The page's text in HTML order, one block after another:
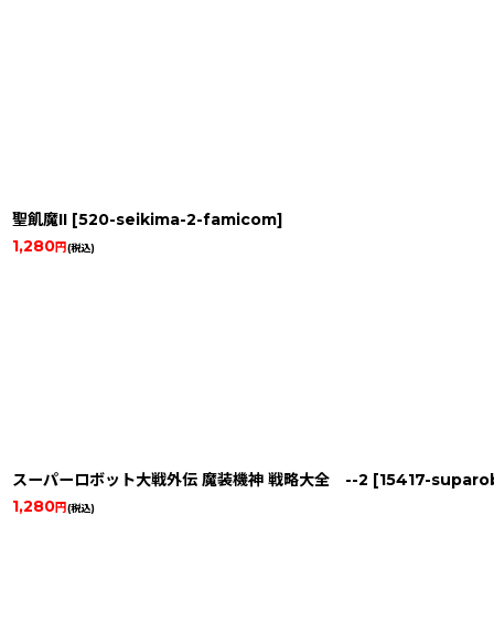
聖飢魔II [520-seikima-2-famicom]
1,280円(税込)
スーパーロボット大戦外伝 魔装機神 戦略大全 --2 [15417-
1,280円(税込)